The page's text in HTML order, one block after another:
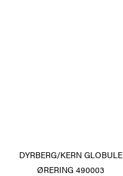
DYRBERG/KERN GLOBULE
ØRERING 490003